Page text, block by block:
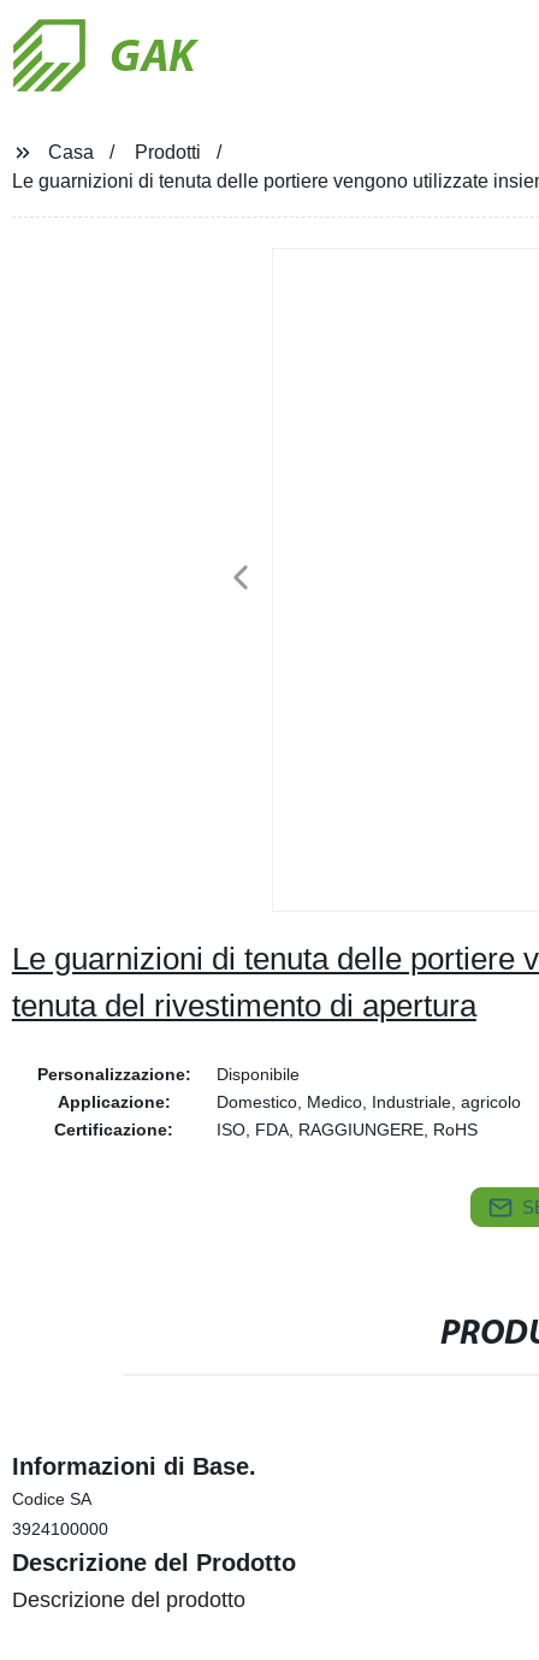
GAK
Casa
Prodotti
Le guarnizioni di tenuta delle portiere vengono utilizzate
Le guarnizioni di tenuta delle portiere
tenuta del rivestimento di apertura
Personalizzazione:
Disponibile
Applicazione:
Domestico, Medico, Industriale, agricolo
Certificazione:
ISO, FDA, RAGGIUNGERE, RoHS
Informazioni di Base.
Codice SA
3924100000
Descrizione del Prodotto
Descrizione del prodotto